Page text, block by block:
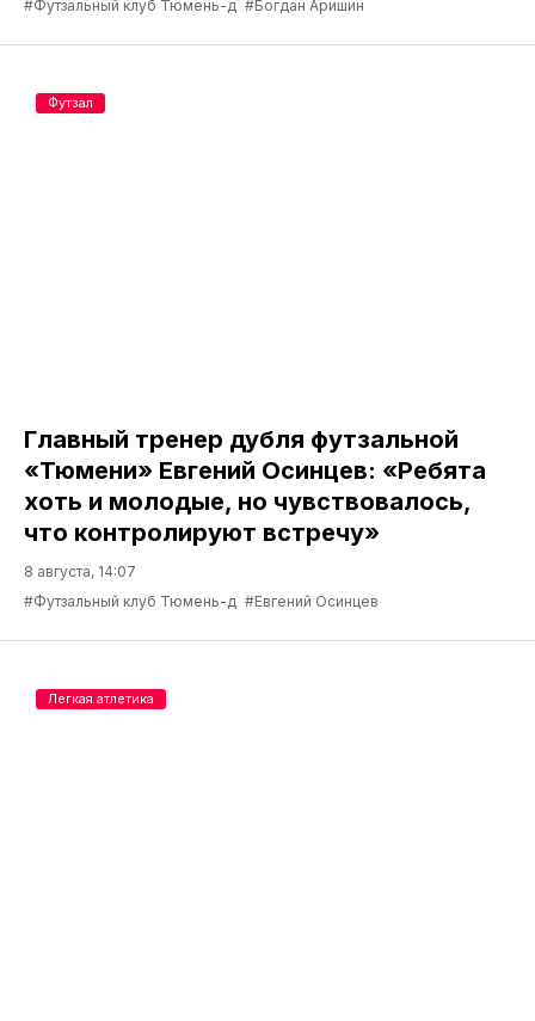
#Футзальный клуб Тюмень-д #Богдан Аришин
Главный тренер дубля футзальной
«Тюмени» Евгений Осинцев: «Ребята
хоть и молодые, но чувствовалось,
что контролируют встречу»
8 августа, 14:07
#Футзальный клуб Тюмень-д #Евгений Осинцев
Футзал
Легкая атлетика